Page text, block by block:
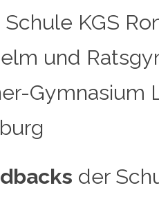
Schule KGS
und
Gymnasium
der